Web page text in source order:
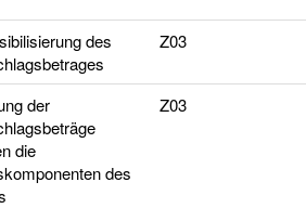
des
Z03
der
die
des
Z03